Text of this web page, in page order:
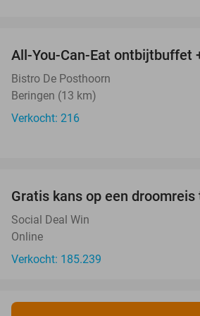
All-You-Can-Eat ontbijtbuffet
Bistro De Posthoorn
Beringen (13 km)
Verkocht: 216
Gratis kans op een droomreis
Social Deal Win
Online
Verkocht: 185.239